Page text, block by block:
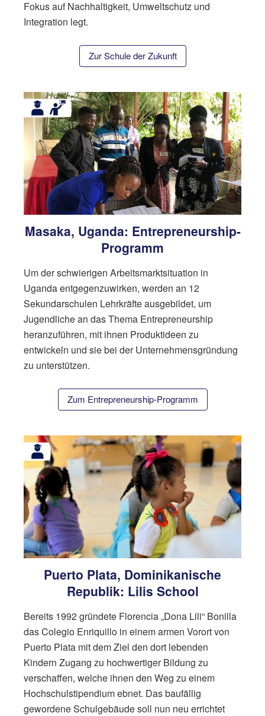
Fokus auf Nachhaltigkeit, Umweltschutz und
Integration legt.
Zur Schule der Zukunft
Masaka, Uganda: Entrepreneurship-
Programm
Um der schwierigen Arbeitsmarktsituation in
Uganda entgegenzuwirken, werden an 12
Sekundarschulen Lehrkräfte ausgebildet, um
Jugendliche an das Thema Entrepreneurship
heranzuführen, mit ihnen Produktideen zu
entwickeln und sie bei der Unternehmensgründung
zu unterstützen.
Zum Entrepreneurship-Programm
Puerto Plata, Dominikanische
Republik: Lilis School
Bereits 1992 gründete Florencia „Dona Lili“ Bonilla
das Colegio Enriquillo in einem armen Vorort von
Puerto Plata mit dem Ziel den dort lebenden
Kindern Zugang zu hochwertiger Bildung zu
verschaffen, welche ihnen den Weg zu einem
Hochschulstipendium ebnet. Das baufällig
gewordene Schulgebäude soll nun neu errichtet